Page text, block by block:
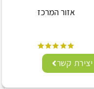
אזור המרכז
יצירת קשר